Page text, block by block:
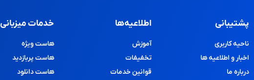
پشتیبانی
ناحیه کاربری
اخبار و اطلاعیه ها
درباره ما
اطلاعیه‌ها
آموزش
تخفیفات
قوانین خدمات
خدمات میزبانی
هاست ویژه
هاست پربازدید
هاست دانلود